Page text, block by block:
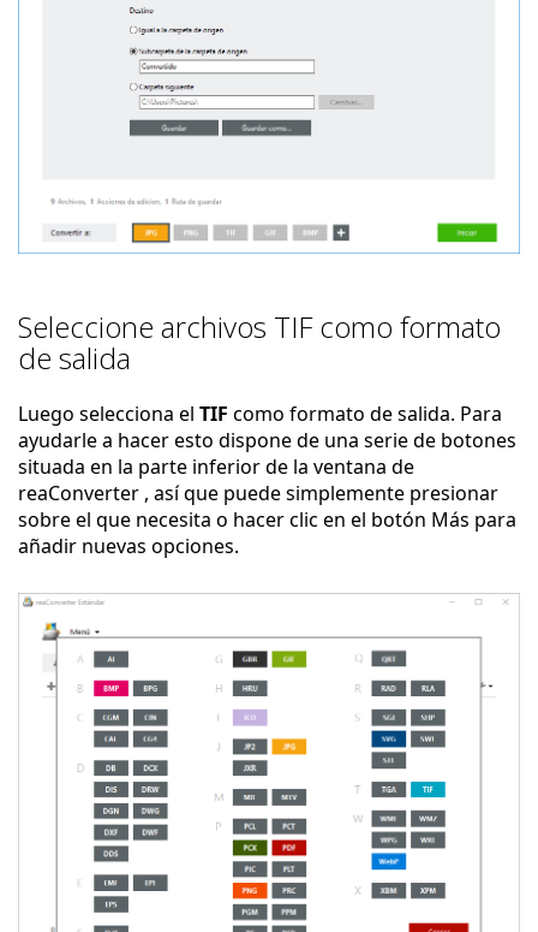
Seleccione archivos TIF como formato
de salida
Luego selecciona el TIF como formato de salida. Para
ayudarle a hacer esto dispone de una serie de botones
situada en la parte inferior de la ventana de
reaConverter , así que puede simplemente presionar
sobre el que necesita o hacer clic en el botón Más para
añadir nuevas opciones.